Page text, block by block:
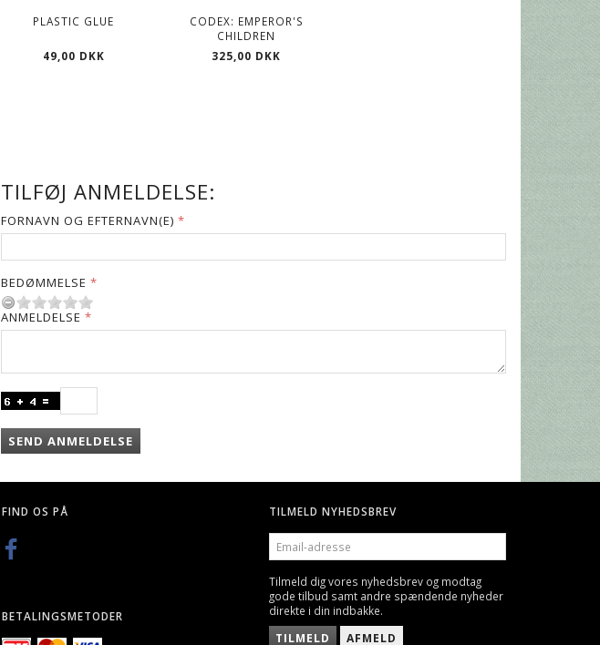
PLASTIC GLUE
49,00 DKK
CODEX: EMPEROR'S
CHILDREN
325,00 DKK
TILFØJ ANMELDELSE:
FORNAVN OG EFTERNAVN(E)
BEDØMMELSE
ANMELDELSE
SEND ANMELDELSE
FIND OS PÅ
BETALINGSMETODER
TILMELD NYHEDSBREV
EMAIL-
ADRESSE
Tilmeld dig vores nyhedsbrev og modtag
gode tilbud samt andre spændende nyheder
direkte i din indbakke.
TILMELD AFMELD